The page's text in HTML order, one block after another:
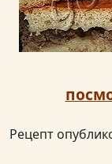
Рецепт